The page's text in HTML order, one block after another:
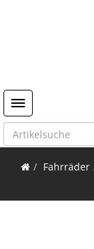
Toggle navigation
Fahrräder